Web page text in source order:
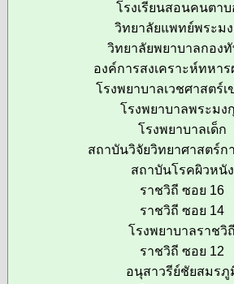
โรงเรียนสอนคนตา
วิทยาลัยแพทย์พระม
วิทยาลัยพยาบาลกอง
องค์การสงเคราะห์ทหา
โรงพยาบาลเวชศาสตร์เ
โรงพยาบาลพระมง
โรงพยาบาลเด็ก
สถาบันวิจัยวิทยาศาสตร์ก
สถาบันโรคผิวหนัง
ราชวิถี ซอย 16
ราชวิถี ซอย 14
โรงพยาบาลราชวิถี
ราชวิถี ซอย 12
อนุสาวรีย์ชัยสมรภู